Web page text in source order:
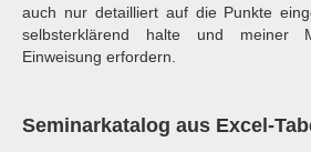
auch nur detailliert auf die Punkte
selbsterklärend halte und meiner
Einweisung erfordern.
Seminarkatalog aus Excel-